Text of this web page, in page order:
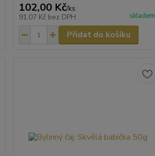
102,00 Kč/ks
91,07 Kč bez DPH skladem
Přidat do košíku